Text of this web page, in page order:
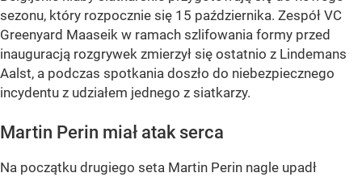
sezonu, który rozpocznie się 15 października. Zespół VC
Greenyard Maaseik w ramach szlifowania formy przed
inauguracją rozgrywek zmierzył się ostatnio z Lindemans
Aalst, a podczas spotkania doszło do niebezpiecznego
incydentu z udziałem jednego z siatkarzy.
Martin Perin miał atak serca
Na początku drugiego seta Martin Perin nagle upadł